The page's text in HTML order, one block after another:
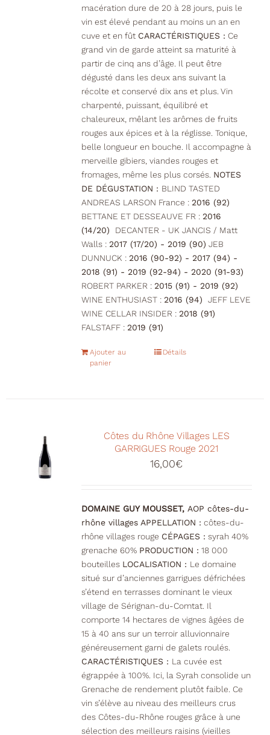
macération dure de 20 à 28 jours, puis le
vin est élevé pendant au moins un an en
cuve et en fût CARACTÉRISTIQUES : Ce
grand vin de garde atteint sa maturité à
partir de cinq ans d’âge. Il peut être
dégusté dans les deux ans suivant la
récolte et conservé dix ans et plus. Vin
charpenté, puissant, équilibré et
chaleureux, mêlant les arômes de fruits
rouges aux épices et à la réglisse. Tonique,
belle longueur en bouche. Il accompagne à
merveille gibiers, viandes rouges et
fromages, même les plus corsés. NOTES
DE DÉGUSTATION : BLIND TASTED
ANDREAS LARSON France : 2016 (92)
BETTANE ET DESSEAUVE FR : 2016
(14/20)
DECANTER - UK JANCIS / Matt
Walls : 2017 (17/20) - 2019 (90) JEB
DUNNUCK : 2016 (90-92) - 2017 (94) -
2018 (91) - 2019 (92-94) - 2020 (91-93)
ROBERT PARKER : 2015 (91) - 2019 (92)
WINE ENTHUSIAST : 2016 (94)
JEFF LEVE
WINE CELLAR INSIDER : 2018 (91)
FALSTAFF : 2019 (91)
Ajouter au
panier
Détails
Côtes du Rhône Villages LES
GARRIGUES Rouge 2021
16,00€
DOMAINE GUY MOUSSET, AOP côtes-du-
rhône villages APPELLATION : côtes-du-
rhône villages rouge CÉPAGES : syrah 40%
grenache 60% PRODUCTION : 18 000
bouteilles LOCALISATION : Le domaine
situé sur d’anciennes garrigues défrichées
s’étend en terrasses dominant le vieux
village de Sérignan-du-Comtat. Il
comporte 14 hectares de vignes âgées de
15 à 40 ans sur un terroir alluvionnaire
généreusement garni de galets roulés.
CARACTÉRISTIQUES : La cuvée est
égrappée à 100%. Ici, la Syrah consolide un
Grenache de rendement plutôt faible. Ce
vin s’élève au niveau des meilleurs crus
des Côtes-du-Rhône rouges grâce à une
sélection des meilleurs raisins (vieilles